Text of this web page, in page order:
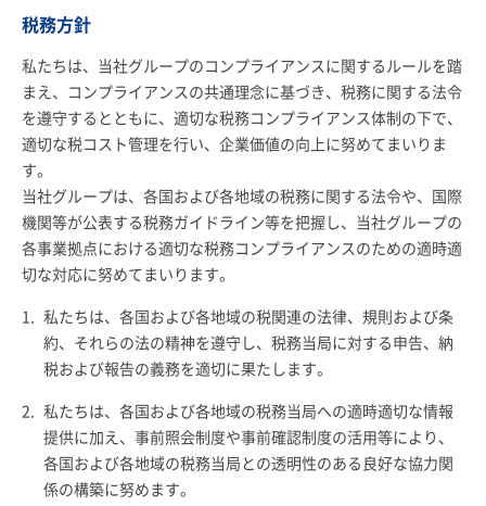
JPEN
税務方針
私たちは、当社グループのコンプライアンスに関するルールを踏
まえ、コンプライアンスの共通理念に基づき、税務に関する法令
を遵守するとともに、適切な税務コンプライアンス体制の下で、
適切な税コスト管理を行い、企業価値の向上に努めてまいりま
す。
当社グループは、各国および各地域の税務に関する法令や、国際
機関等が公表する税務ガイドライン等を把握し、当社グループの
各事業拠点における適切な税務コンプライアンスのための適時適
切な対応に努めてまいります。
1. 私たちは、各国および各地域の税関連の法律、規則および条
約、それらの法の精神を遵守し、税務当局に対する申告、納
税および報告の義務を適切に果たします。
2. 私たちは、各国および各地域の税務当局への適時適切な情報
提供に加え、事前照会制度や事前確認制度の活用等により、
各国および各地域の税務当局との透明性のある良好な協力関
係の構築に努めます。